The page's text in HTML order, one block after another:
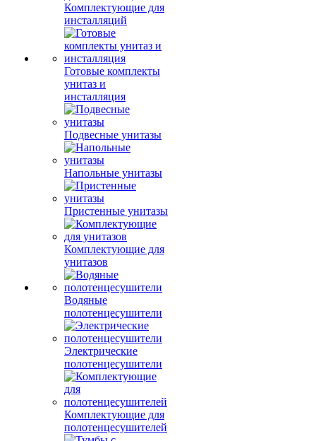
Комплектующие для
инсталляций
Готовые комплекты
унитаз и
инсталляция
Подвесные унитазы
Напольные унитазы
Пристенные унитазы
Комплектующие для
унитазов
Водяные
полотенцесушители
Электрические
полотенцесушители
Комплектующие для
полотенцесушителей